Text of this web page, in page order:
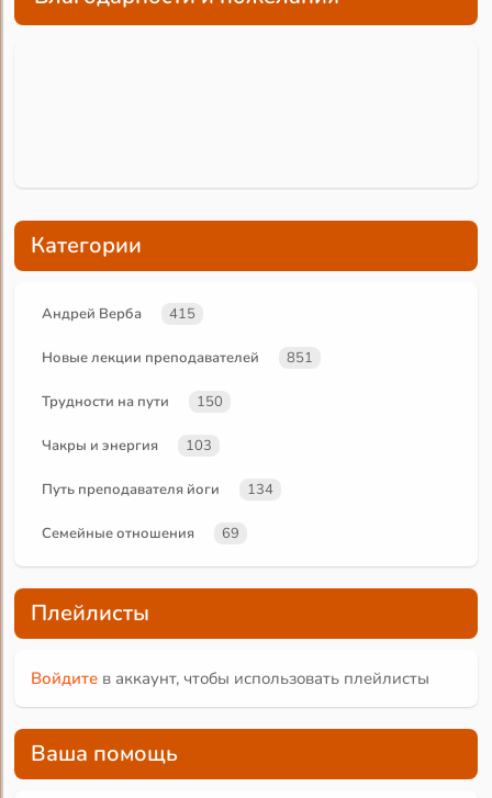
Категории
Андрей Верба 415
Новые лекции преподавателей 851
Трудности на пути 150
Чакры и энергия 103
Путь преподавателя йоги 134
Семейные отношения 69
Плейлисты
Войдите в аккаунт, чтобы использовать плейлисты
Ваша помощь